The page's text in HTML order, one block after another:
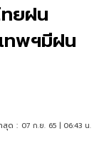
ยฝน
ทพฯมีฝน
สุด : 07 ก.ย. 65 | 06:43 น.